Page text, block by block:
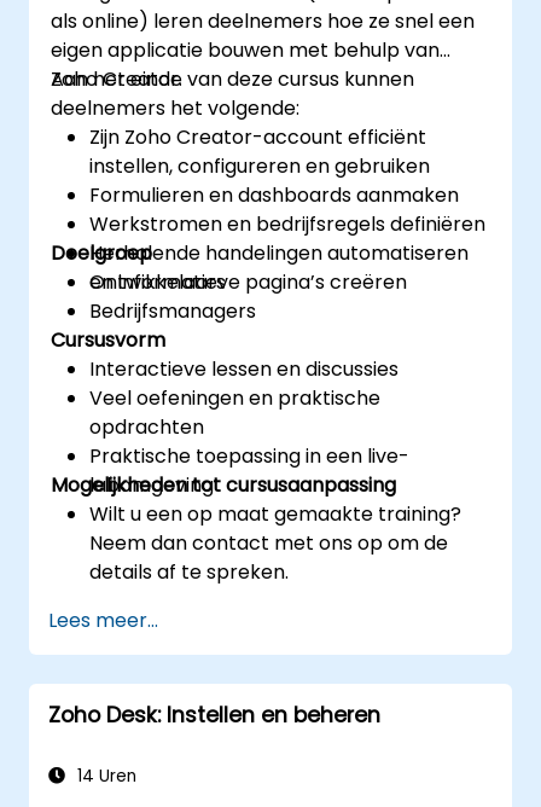
als online) leren deelnemers hoe ze snel een
eigen applicatie bouwen met behulp van
Zoho Creator.
Aan het einde van deze cursus kunnen
deelnemers het volgende:
Zijn Zoho Creator-account efficiënt
instellen, configureren en gebruiken
Formulieren en dashboards aanmaken
Werkstromen en bedrijfsregels definiëren
Herhalende handelingen automatiseren
en informatieve pagina’s creëren
Doelgroep
Ontwikkelaars
Bedrijfsmanagers
Cursusvorm
Interactieve lessen en discussies
Veel oefeningen en praktische
opdrachten
Praktische toepassing in een live-
labomgeving
Mogelijkheden tot cursusaanpassing
Wilt u een op maat gemaakte training?
Neem dan contact met ons op om de
details af te spreken.
Lees meer...
Zoho Desk: Instellen en beheren
14 Uren